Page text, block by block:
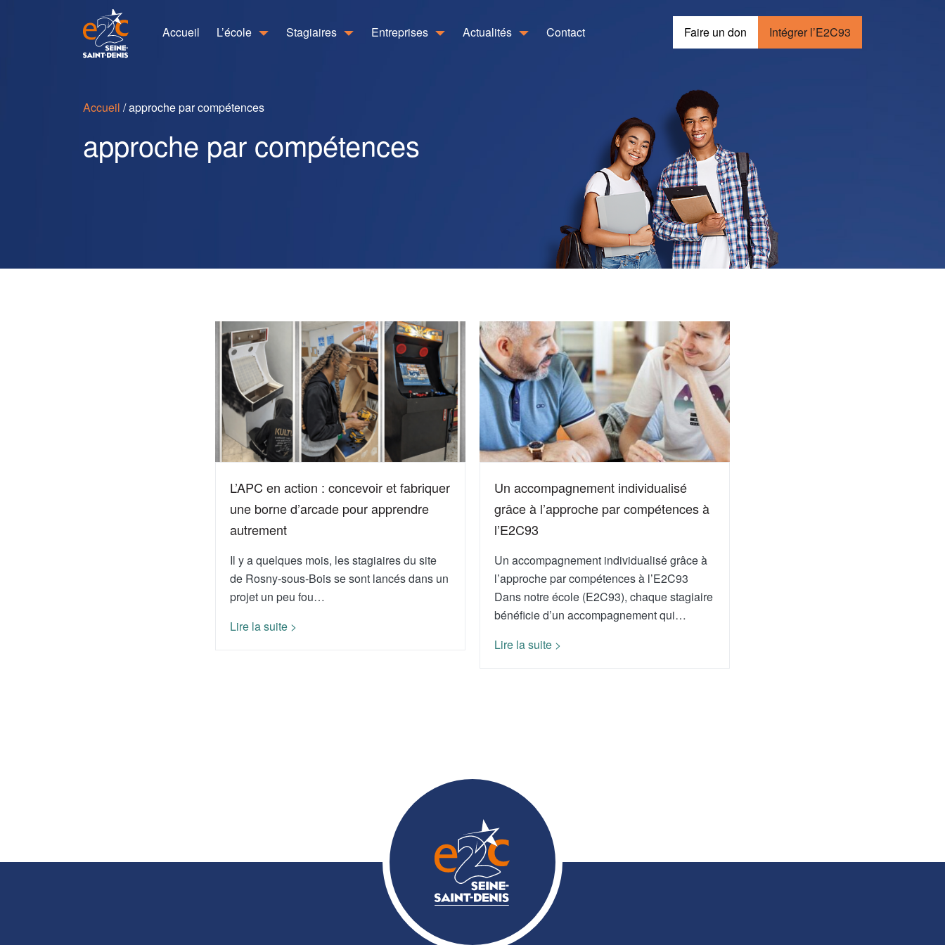
Accueil L’école Stagiaires Entreprises Actualités Contact Faire un don Intégrer l’E2C93
Accueil /approche par compétences
approche par compétences
L’APC en action : concevoir et fabriquer
une borne d’arcade pour apprendre
autrement
Il y a quelques mois, les stagiaires du site
de Rosny-sous-Bois se sont lancés dans un
projet un peu fou…
Lire la suite >
Un accompagnement individualisé
grâce à l’approche par compétences à
l’E2C93
Un accompagnement individualisé grâce à
l’approche par compétences à l’E2C93
Dans notre école (E2C93), chaque stagiaire
bénéficie d’un accompagnement qui…
Lire la suite >